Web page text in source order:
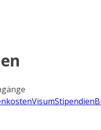
VisumStipendien